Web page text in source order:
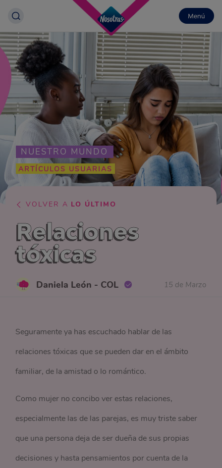
Menú
NUESTRO MUNDO
ARTÍCULOS USUARIAS
VOLVER A LO ÚLTIMO
Relaciones
tóxicas
Daniela León - COL 15 de Marzo
Seguramente ya has escuchado hablar de las
relaciones tóxicas que se pueden dar en el ámbito
familiar, de la amistad o lo romántico.
Como mujer no concibo ver estas relaciones,
especialmente las de las parejas, es muy triste saber
que una persona deja de ser dueña de sus propias
decisiones y hasta pensamientos por cuenta de la